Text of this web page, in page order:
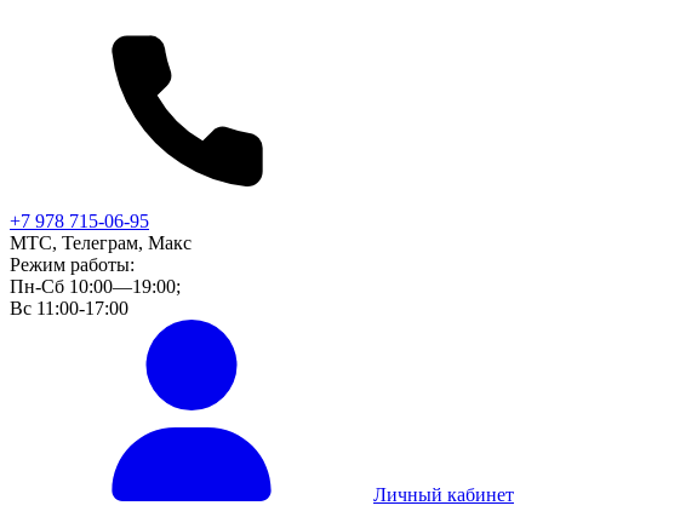
+7 978 715-06-95
МТС, Телеграм, Макс
Режим работы:
Пн-Сб 10:00—19:00;
Вс 11:00-17:00
Личный кабинет